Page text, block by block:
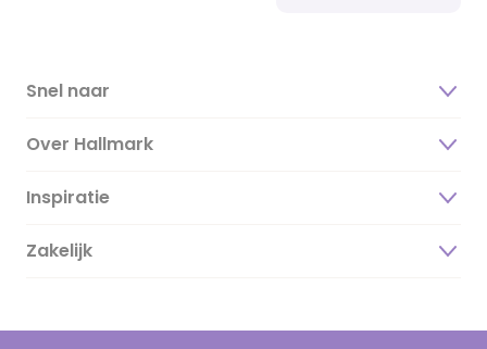
Snel naar
Over Hallmark
Over ons
Duurzaamheid
Inspiratie
Magazine
Cadeau inspiratie
Zakelijk